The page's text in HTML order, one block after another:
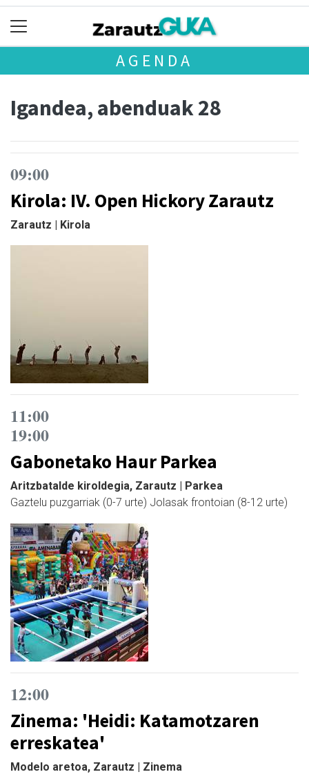
AGENDA
Igandea, abenduak 28
09:00
Kirola: IV. Open Hickory Zarautz
Zarautz | Kirola
11:00
19:00
Gabonetako Haur Parkea
Aritzbatalde kiroldegia, Zarautz | Parkea
Gaztelu puzgarriak (0-7 urte) Jolasak frontoian (8-12 urte)
12:00
Zinema: 'Heidi: Katamotzaren
erreskatea'
Modelo aretoa, Zarautz | Zinema